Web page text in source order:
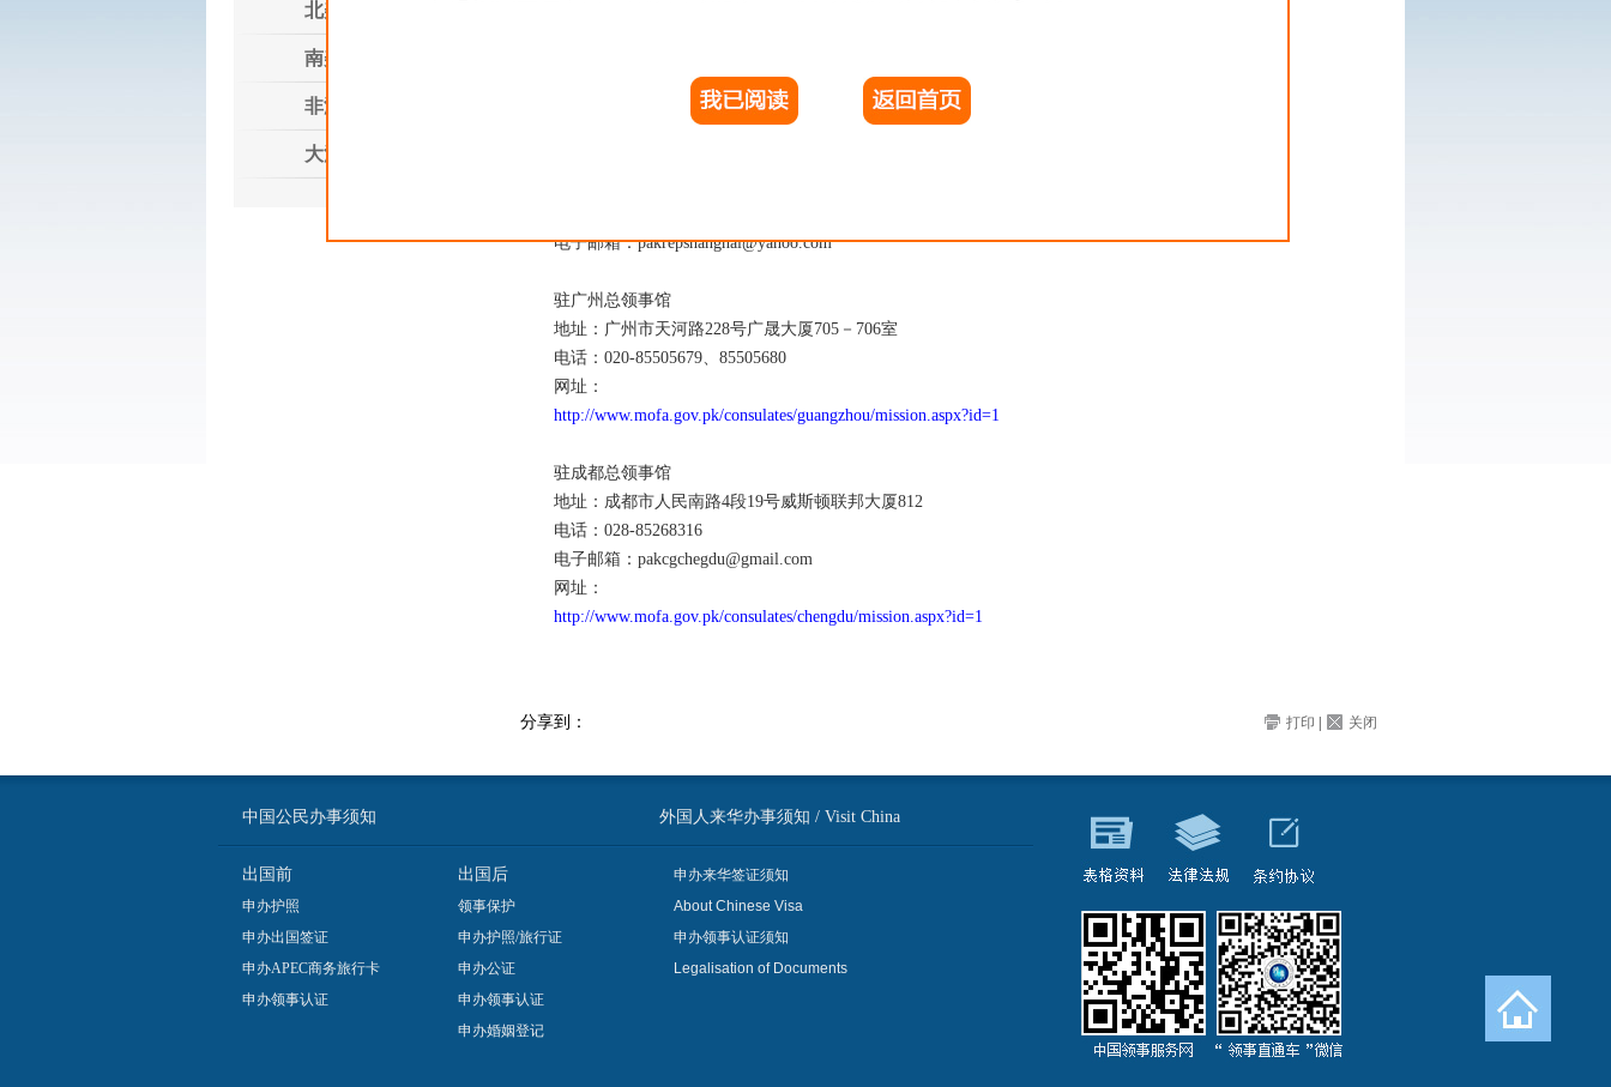
北美洲
南美洲
非洲
大洋洲
http://www.pakbj.org.pk/Visa
电子邮箱：pakrepshanghai@yahoo.com
驻广州总领事馆
地址：广州市天河路228号广晟大厦705－706室
电话：020-85505679、85505680
网址：
http://www.mofa.gov.pk/consulates/guangzhou/mission.aspx?id=1
驻成都总领事馆
地址：成都市人民南路4段19号威斯顿联邦大厦812
电话：028-85268316
电子邮箱：pakcgchegdu@gmail.com
网址：
http://www.mofa.gov.pk/consulates/chengdu/mission.aspx?id=1
分享到： 打印 关闭
中国公民办事须知 外国人来华办事须知 / Visit China
出国前
申办护照
申办出国签证
申办APEC商务旅行卡
申办领事认证
出国后
领事保护
申办护照/旅行证
申办公证
申办领事认证
申办婚姻登记
申办来华签证须知
About Chinese Visa
申办领事认证须知
Legalisation of Documents